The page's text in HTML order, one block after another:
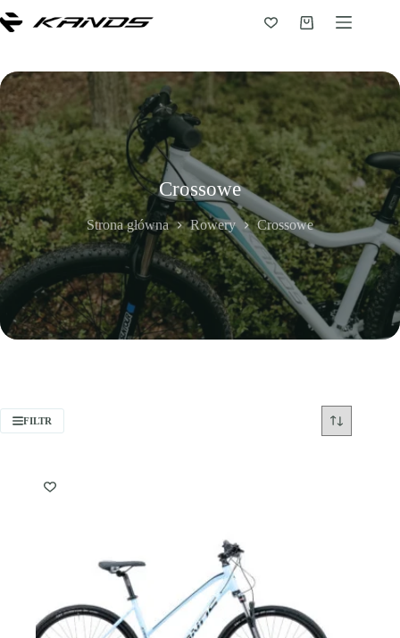
do
Koszyk
Crossowe
Strona główna Rowery Crossowe
FILTR